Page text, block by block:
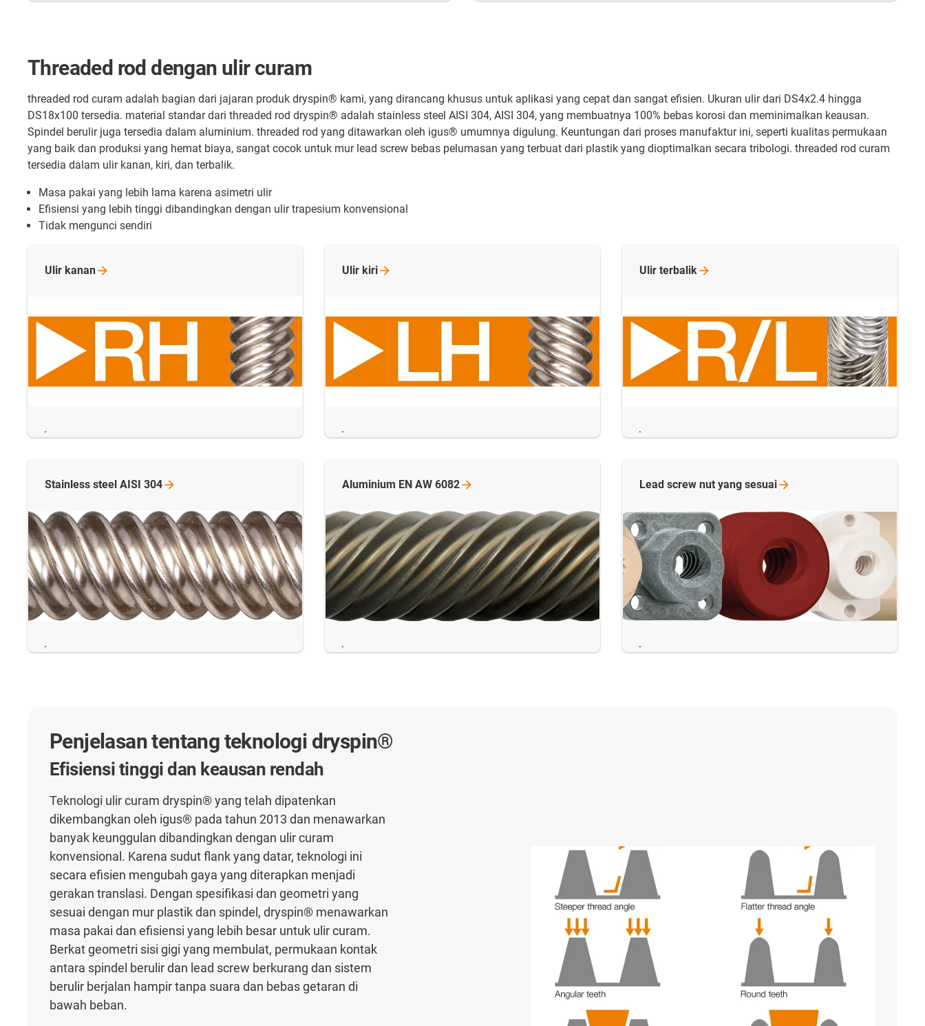
Threaded rod dengan ulir curam
threaded rod curam adalah bagian dari jajaran produk dryspin® kami, yang dirancang khusus untuk aplikasi yang cepat dan sangat efisien. Ukuran ulir dari DS4x2.4 hingga
DS18x100 tersedia. material standar dari threaded rod dryspin® adalah stainless steel AISI 304, AISI 304, yang membuatnya 100% bebas korosi dan meminimalkan keausan.
Spindel berulir juga tersedia dalam aluminium. threaded rod yang ditawarkan oleh igus® umumnya digulung. Keuntungan dari proses manufaktur ini, seperti kualitas permukaan
yang baik dan produksi yang hemat biaya, sangat cocok untuk mur lead screw bebas pelumasan yang terbuat dari plastik yang dioptimalkan secara tribologi. threaded rod curam
tersedia dalam ulir kanan, kiri, dan terbalik.
Masa pakai yang lebih lama karena asimetri ulir
Efisiensi yang lebih tinggi dibandingkan dengan ulir trapesium konvensional
Tidak mengunci sendiri
.
Ulir kanan
.
Ulir kiri
.
Ulir terbalik
.
Stainless steel AISI 304
.
Aluminium EN AW 6082
.
Lead screw nut yang sesuai
Penjelasan tentang teknologi dryspin®
Efisiensi tinggi dan keausan rendah
Teknologi ulir curam dryspin® yang telah dipatenkan
dikembangkan oleh igus® pada tahun 2013 dan menawarkan
banyak keunggulan dibandingkan dengan ulir curam
konvensional. Karena sudut flank yang datar, teknologi ini
secara efisien mengubah gaya yang diterapkan menjadi
gerakan translasi. Dengan spesifikasi dan geometri yang
sesuai dengan mur plastik dan spindel, dryspin® menawarkan
masa pakai dan efisiensi yang lebih besar untuk ulir curam.
Berkat geometri sisi gigi yang membulat, permukaan kontak
antara spindel berulir dan lead screw berkurang dan sistem
berulir berjalan hampir tanpa suara dan bebas getaran di
bawah beban.